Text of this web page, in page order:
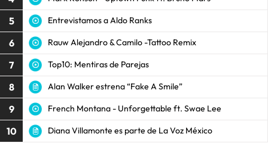
5 Entrevistamos a Aldo Ranks
6 Rauw Alejandro & Camilo -Tattoo Remix
7 Top10: Mentiras de Parejas
8 Alan Walker estrena “Fake A Smile”
9 French Montana - Unforgettable ft. Swae Lee
10 Diana Villamonte es parte de La Voz México